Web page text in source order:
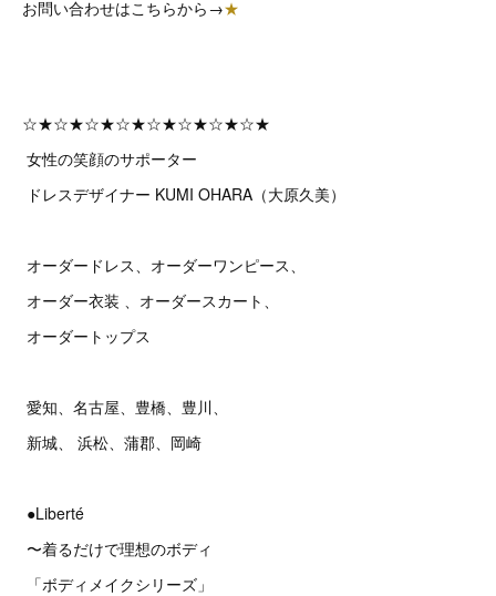
お問い合わせはこちらから→★
☆★☆★☆★☆★☆★☆★☆★☆★
女性の笑顔のサポーター
ドレスデザイナー KUMI OHARA（大原久美）
オーダードレス、オーダーワンピース、
オーダー衣装 、オーダースカート、
オーダートップス
愛知、名古屋、豊橋、豊川、
新城、 浜松、蒲郡、岡崎
●Liberté
〜着るだけで理想のボディ
「ボディメイクシリーズ」